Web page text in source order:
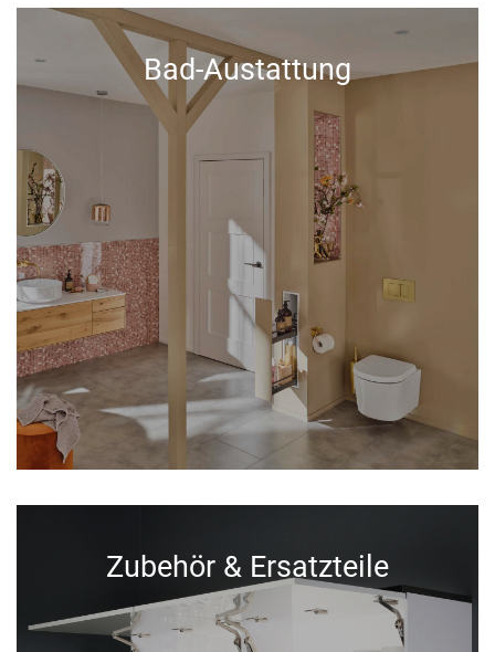
Bad-Austattung
Zubehör & Ersatzteile